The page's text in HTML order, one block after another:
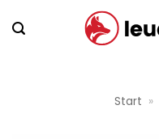
Inhalt
Start »